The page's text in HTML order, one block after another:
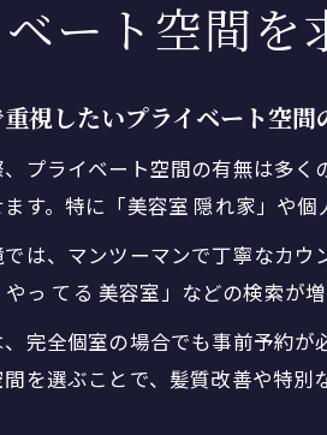
ート空間
視したいプライベート空間
プライベート空間の有無は多
す。特に「美容室 隠れ家」や
は、マンツーマンで丁寧なカ
っ てる 美容室」などの検索が
完全個室の場合でも事前予約が
を選ぶことで、髪質改善や特別